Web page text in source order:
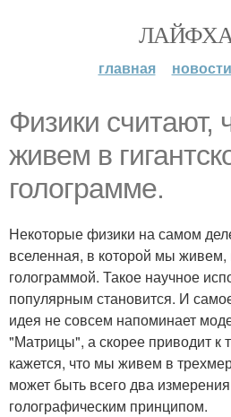
главная новости
Физики считают,
живем в
голограмме.
Некоторые физики на самом
вселенная, в которой мы живем,
голограммой. Такое научное
популярным становится. И
идея не совсем напоминает
"Матрицы", а скорее приводит к
кажется, что мы живем в
может быть всего два
голографическим принципом.